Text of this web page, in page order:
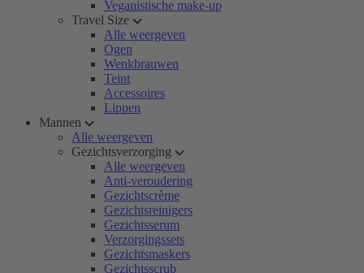
Veganistische make-up
Travel Size
Alle weergeven
Ogen
Wenkbrauwen
Teint
Accessoires
Lippen
Mannen
Alle weergeven
Gezichtsverzorging
Alle weergeven
Anti-veroudering
Gezichtscrème
Gezichtsreinigers
Gezichtsserum
Verzorgingssets
Gezichtsmaskers
Gezichtsscrub